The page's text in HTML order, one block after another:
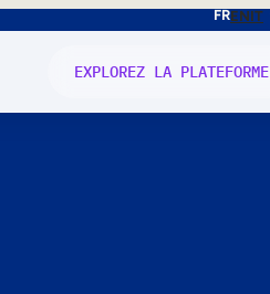
FRENIT
EXPLOREZ LA PLATEFORME